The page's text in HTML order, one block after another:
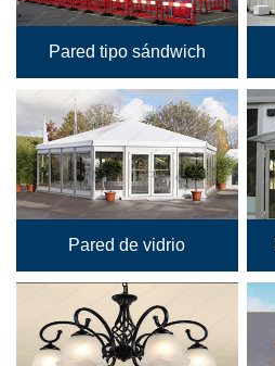
Pared tipo sándwich
Pared de vidrio